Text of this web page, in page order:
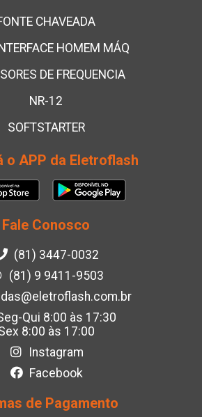
CHAVEADA
HOMEM MÁQ
DE FREQUENCIA
NR-12
SOFTSTARTER
o APP da Eletroflash
Fale Conosco
(81) 3447-0032
(81) 9 9411-9503
Qui 8:00 às 17:30
8:00 às 17:00
Instagram
Facebook
de Pagamento